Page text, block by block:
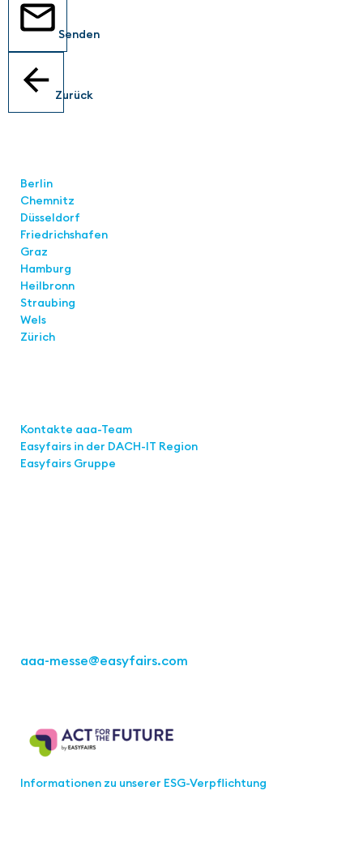
Senden
Zurück
Berlin
Chemnitz
Düsseldorf
Friedrichshafen
Graz
Hamburg
Heilbronn
Straubing
Wels
Zürich
Kontakte aaa-Team
Easyfairs in der DACH-IT Region
Easyfairs Gruppe
aaa-messe@easyfairs.com
Informationen zu unserer ESG-Verpflichtung